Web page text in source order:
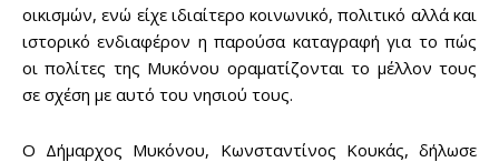
οικισμών, ενώ είχε ιδιαίτερο κοινωνικό, πολιτικό αλλά και
ιστορικό ενδιαφέρον η παρούσα καταγραφή για το πώς
οι πολίτες της Μυκόνου οραματίζονται το μέλλον τους
σε σχέση με αυτό του νησιού τους.
Ο Δήμαρχος Μυκόνου, Κωνσταντίνος Κουκάς, δήλωσε